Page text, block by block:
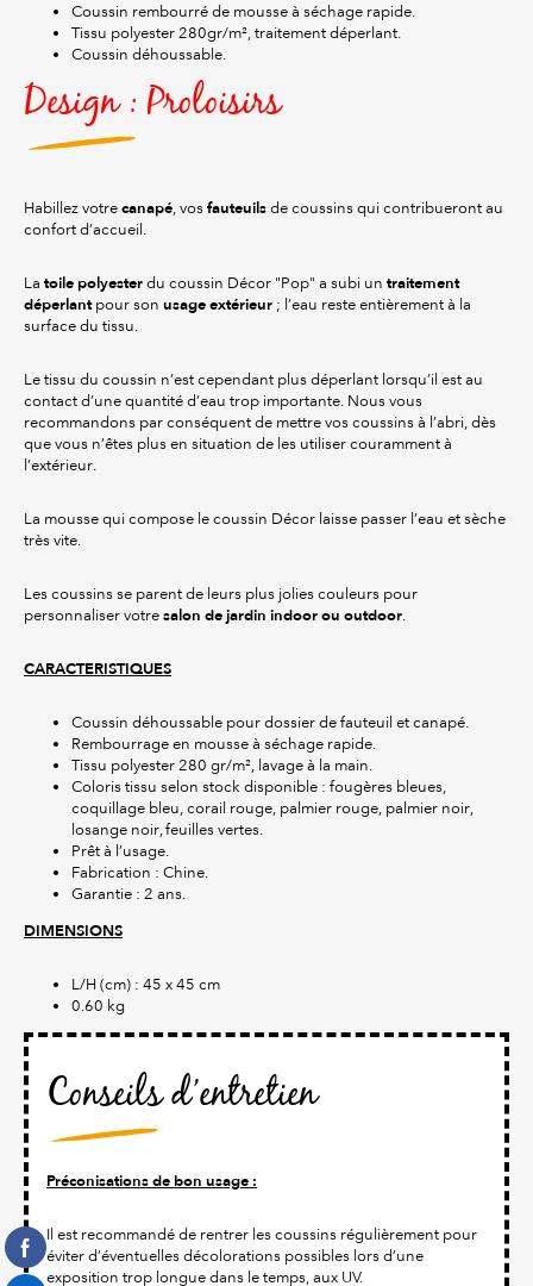
Coussin rembourré de mousse à séchage rapide.
Tissu polyester 280gr/m², traitement déperlant.
Coussin déhoussable.
Design : Proloisirs
Habillez votre canapé, vos fauteuils de coussins qui contribueront au
confort d’accueil.
La toile polyester du coussin Décor "Pop" a subi un traitement
déperlantpour son usage extérieur ; l’eau reste entièrement à la
surface du tissu.
Le tissu du coussin n’est cependant plus déperlant lorsqu’il est au
contact d’une quantité d’eau trop importante. Nous vous
recommandons par conséquent de mettre vos coussins à l’abri, dès
que vous n’êtes plus en situation de les utiliser couramment à
l’extérieur.
La mousse qui compose le coussin Décor laisse passer l’eau et sèche
très vite.
Les coussins se parent de leurs plus jolies couleurs pour
personnaliser votre salon de jardin indoor ou outdoor.
CARACTERISTIQUES
Coussin déhoussable pour dossier de fauteuil et canapé.
Rembourrage en mousse à séchage rapide.
Tissu polyester 280 gr/m², lavage à la main.
Coloris tissu selon stock disponible : fougères bleues,
coquillage bleu, corail rouge, palmier rouge, palmier noir,
losange noir, feuilles vertes.
Prêt à l’usage.
Fabrication : Chine.
Garantie : 2 ans.
DIMENSIONS
L/H (cm) : 45 x 45 cm
0.60 kg
Conseils d’entretien
Préconisations de bon usage :
Il est recommandé de rentrer les coussins régulièrement pour
éviter d’éventuelles décolorations possibles lors d’une
exposition trop longue dans le temps, aux UV.